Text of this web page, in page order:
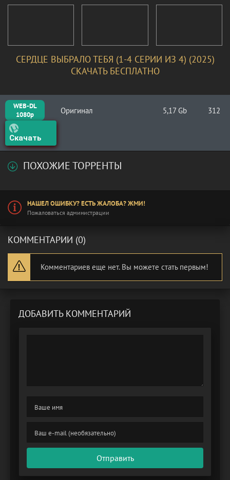
СЕРДЦЕ ВЫБРАЛО ТЕБЯ (1-4 СЕРИИ ИЗ 4) (2025)
СКАЧАТЬ БЕСПЛАТНО
WEB-DL
1080p
Оригинал 5,17 Gb 312
Скачать
ПОХОЖИЕ ТОРРЕНТЫ
НАШЕЛ ОШИБКУ? ЕСТЬ ЖАЛОБА? ЖМИ!
Пожаловаться администрации
КОММЕНТАРИИ (0)
Комментариев еще нет. Вы можете стать первым!
ДОБАВИТЬ КОММЕНТАРИЙ
Отправить